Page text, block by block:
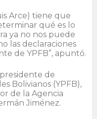
Arce) tiene que
qué es lo
ya no nos puede
las declaraciones
de YPFB”, apuntó.
de
Bolivianos (YPFB),
de la Agencia
Jiménez.